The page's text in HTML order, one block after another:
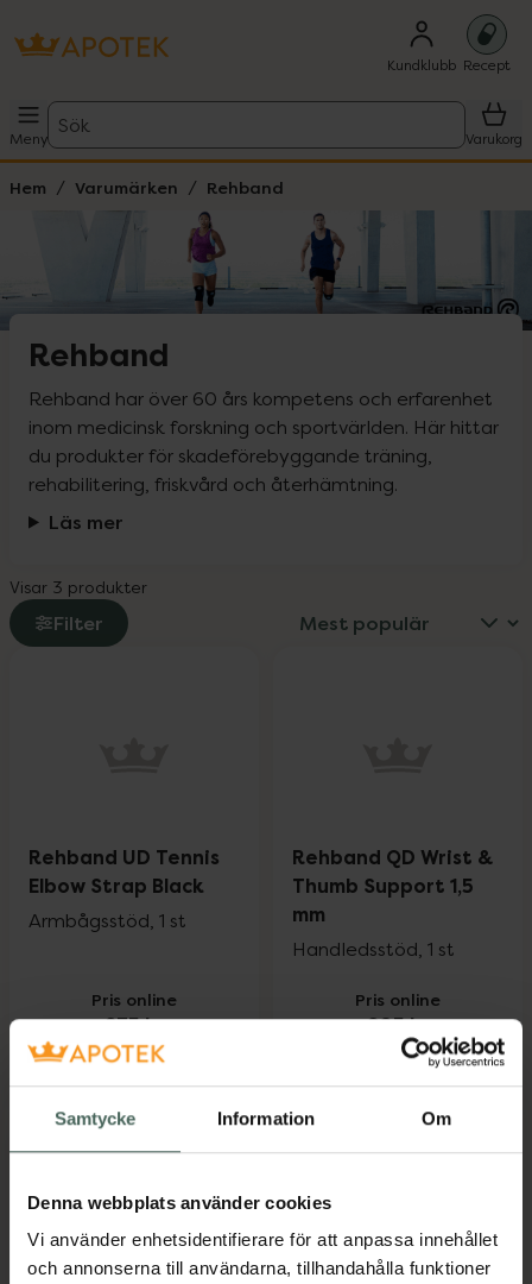
Samtycke Information Om
Denna webbplats använder cookies
Vi använder enhetsidentifierare för att anpassa innehållet
och annonserna till användarna, tillhandahålla funktioner
Kundklubb Recept
Meny
Sök
Varukorg
Hem Varumärken Rehband
Rehband
Rehband har över 60 års kompetens och erfarenhet
inom medicinsk forskning och sportvärlden. Här hittar
du produkter för skadeförebyggande träning,
rehabilitering, friskvård och återhämtning.
Läs mer
Visar 3 produkter
Filter
Rehband UD Tennis
Elbow Strap Black
Armbågsstöd, 1 st
Pris online
235 kr
Rehband UD Tennis Elbow Strap Black,
Rehband QD Wrist &
Thumb Support 1,5
mm
Handledsstöd, 1 st
Pris online
205 kr
Rehband